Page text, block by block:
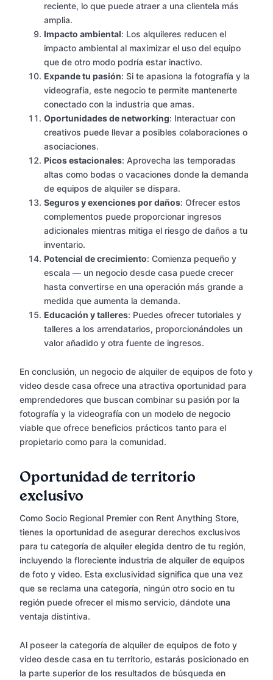
reciente, lo que puede atraer a una clientela más
amplia.
Impacto ambiental: Los alquileres reducen el
impacto ambiental al maximizar el uso del equipo
que de otro modo podría estar inactivo.
Expande tu pasión: Si te apasiona la fotografía y la
videografía, este negocio te permite mantenerte
conectado con la industria que amas.
Oportunidades de networking: Interactuar con
creativos puede llevar a posibles colaboraciones o
asociaciones.
Picos estacionales: Aprovecha las temporadas
altas como bodas o vacaciones donde la demanda
de equipos de alquiler se dispara.
Seguros y exenciones por daños: Ofrecer estos
complementos puede proporcionar ingresos
adicionales mientras mitiga el riesgo de daños a tu
inventario.
Potencial de crecimiento: Comienza pequeño y
escala — un negocio desde casa puede crecer
hasta convertirse en una operación más grande a
medida que aumenta la demanda.
Educación y talleres: Puedes ofrecer tutoriales y
talleres a los arrendatarios, proporcionándoles un
valor añadido y otra fuente de ingresos.
En conclusión, un negocio de alquiler de equipos de foto y
video desde casa ofrece una atractiva oportunidad para
emprendedores que buscan combinar su pasión por la
fotografía y la videografía con un modelo de negocio
viable que ofrece beneficios prácticos tanto para el
propietario como para la comunidad.
Oportunidad de territorio
exclusivo
Como Socio Regional Premier con Rent Anything Store,
tienes la oportunidad de asegurar derechos exclusivos
para tu categoría de alquiler elegida dentro de tu región,
incluyendo la floreciente industria de alquiler de equipos
de foto y video. Esta exclusividad significa que una vez
que se reclama una categoría, ningún otro socio en tu
región puede ofrecer el mismo servicio, dándote una
ventaja distintiva.
Al poseer la categoría de alquiler de equipos de foto y
video desde casa en tu territorio, estarás posicionado en
la parte superior de los resultados de búsqueda en